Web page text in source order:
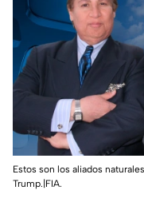
Estos son los aliados
Trump.|FIA.